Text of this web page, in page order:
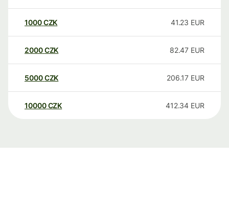
1000CZK 41.23 EUR
2000CZK 82.47 EUR
5000CZK 206.17 EUR
10000 CZK 412.34 EUR